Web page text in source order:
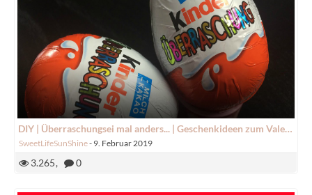
DIY | Überraschungsei mal anders... | Geschenkideen zum Valentinstag | SweetLifeSunShine
SweetLifeSunShine- 9. Februar 2019
3.265 0